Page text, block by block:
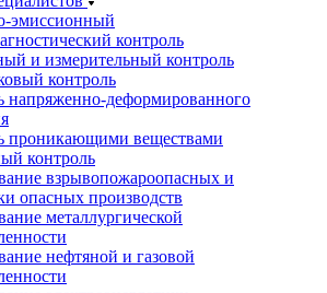
эмиссионный
контроль
и измерительный контроль
контроль
напряженно-деформированного
проникающими веществами
контроль
взрывопожароопасных и
опасных производств
металлургической
нефтяной и газовой